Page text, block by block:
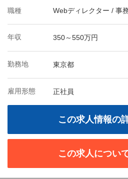
職種 Webディレクター / 事
年収 350～550万円
勤務地 東京都
雇用形態 正社員
この求人情報の
この求人につい